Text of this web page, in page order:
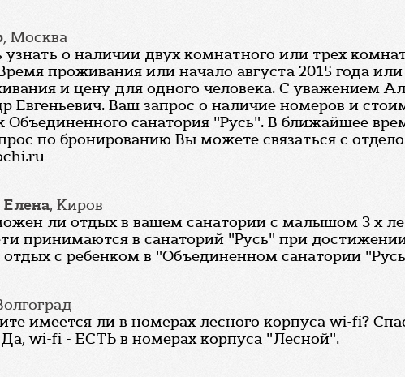
, Москва
узнать о наличии двух комнатного или трех
проживания или начало августа 2015 года или
и цену для одного человека. С уважением
Евгеньевич. Ваш запрос о наличие номеров и
Объединенного санатория "Русь". В ближайшее
по бронированию Вы можете связаться с
Елена, Киров
ли отдых в вашем санатории с малышом 3 х
принимаются в санаторий "Русь" при
с ребенком в "Объединенном санатории
имеется ли в номерах лесного корпуса wi-fi?
wi-fi - ЕСТЬ в номерах корпуса "Лесной".